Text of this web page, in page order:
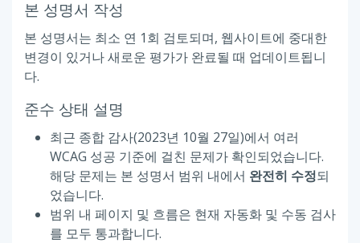
본 성명서 작성
본 성명서는 최소 연 1회 검토되며, 웹사이트에 중대한
변경이 있거나 새로운 평가가 완료될 때 업데이트됩니
다.
준수 상태 설명
최근 종합 감사(2023년 10월 27일)에서 여러
WCAG 성공 기준에 걸친 문제가 확인되었습니다.
해당 문제는 본 성명서 범위 내에서 완전히 수정되
었습니다.
범위 내 페이지 및 흐름은 현재 자동화 및 수동 검사
를 모두 통과합니다.